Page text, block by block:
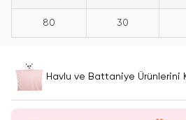
80 30
Havlu ve Battaniye Ürünlerini